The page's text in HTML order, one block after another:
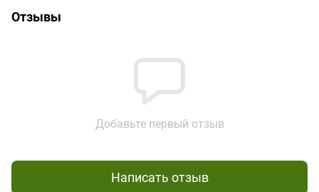
Отзывы
Добавьте первый отзыв
Написать отзыв